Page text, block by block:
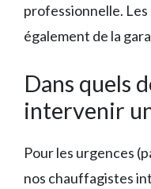
professionnelle.
également de la
Dans quels
intervenir
Pour les urgences
nos chauffagistes